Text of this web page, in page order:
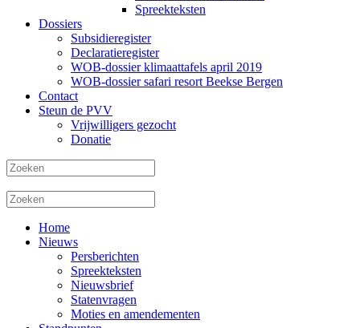
Spreekteksten
Dossiers
Subsidieregister
Declaratieregister
WOB-dossier klimaattafels april 2019
WOB-dossier safari resort Beekse Bergen
Contact
Steun de PVV
Vrijwilligers gezocht
Donatie
Home
Nieuws
Persberichten
Spreekteksten
Nieuwsbrief
Statenvragen
Moties en amendementen